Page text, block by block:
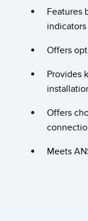
Features
indicators
Offers
Provides
Offers
Meets